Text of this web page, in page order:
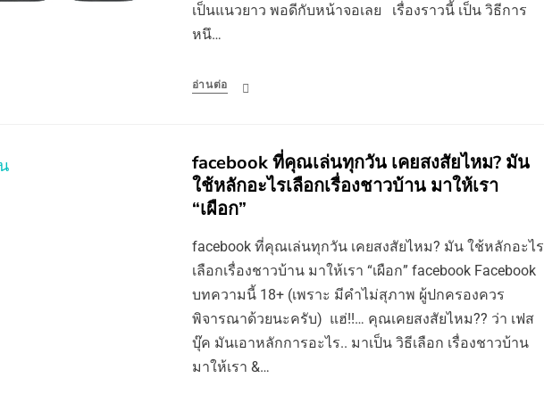
เป็นแนวยาว พอดีกับหน้าจอเลย เรื่องราวนี้ เป็น วิธีการ
หนึ…
อ่านต่อ
facebook ที่คุณเล่นทุกวัน เคยสงสัยไหม? มัน
ใช้หลักอะไรเลือกเรื่องชาวบ้าน มาให้เรา
“เผือก”
facebook ที่คุณเล่นทุกวัน เคยสงสัยไหม? มัน ใช้หลักอะไร
เลือกเรื่องชาวบ้าน มาให้เรา “เผือก” facebook Facebook
บทความนี้ 18+ (เพราะ มีคำไม่สุภาพ ผู้ปกครองควร
พิจารณาด้วยนะครับ) แฮ่!!… คุณเคยสงสัยไหม?? ว่า เฟส
บุ๊ค มันเอาหลักการอะไร.. มาเป็น วิธีเลือก เรื่องชาวบ้าน
มาให้เรา &…